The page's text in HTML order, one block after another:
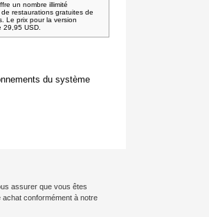
un nombre illimité
restaurations gratuites de
Le prix pour la version
29,95 USD.
du système
assurer que vous êtes
conformément à notre